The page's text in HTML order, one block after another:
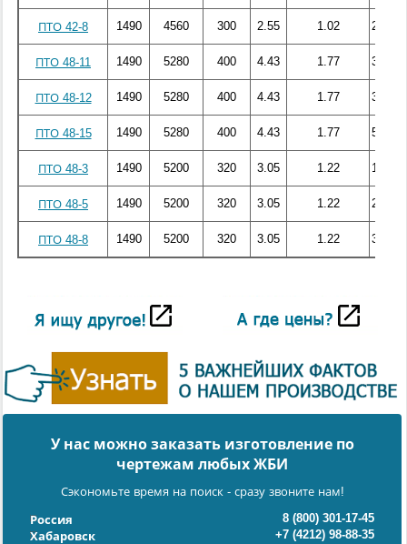
ПТО 42-8 1490 4560 300 2.55 1.02 283.78
ПТО 48-11 1490 5280 400 4.43 1.77 367.33
ПТО 48-12 1490 5280 400 4.43 1.77 375.85
ПТО 48-15 1490 5280 400 4.43 1.77 508.53
ПТО 48-3 1490 5200 320 3.05 1.22 127.48
ПТО 48-5 1490 5200 320 3.05 1.22 229.18
ПТО 48-8 1490 5200 320 3.05 1.22 356.79
У нас можно заказать изготовление по
чертежам любых ЖБИ
Сэкономьте время на поиск - сразу звоните нам!
Россия
8 (800) 301-17-45
Хабаровск
+7 (4212) 98-88-35